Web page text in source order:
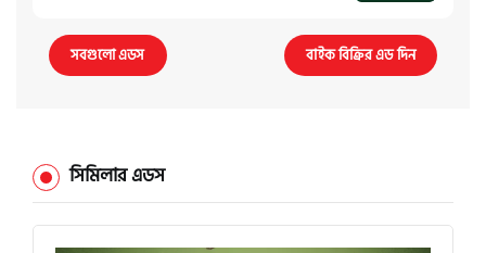
সবগুলো এডস বাইক বিক্রির এড দিন
সিমিলার এডস